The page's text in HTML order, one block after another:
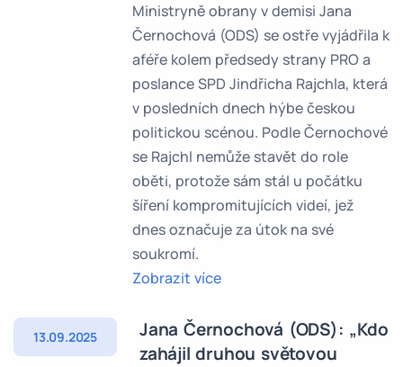
Ministryně obrany v demisi Jana
Černochová (ODS) se ostře vyjádřila k
aféře kolem předsedy strany PRO a
poslance SPD Jindřicha Rajchla, která
v posledních dnech hýbe českou
politickou scénou. Podle Černochové
se Rajchl nemůže stavět do role
oběti, protože sám stál u počátku
šíření kompromitujících videí, jež
dnes označuje za útok na své
soukromí.
Zobrazit více
13.09.2025
Jana Černochová (ODS): „Kdo
zahájil druhou světovou